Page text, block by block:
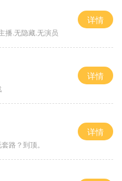
播.无隐藏.无演员
详情
详情
路？到顶。
详情